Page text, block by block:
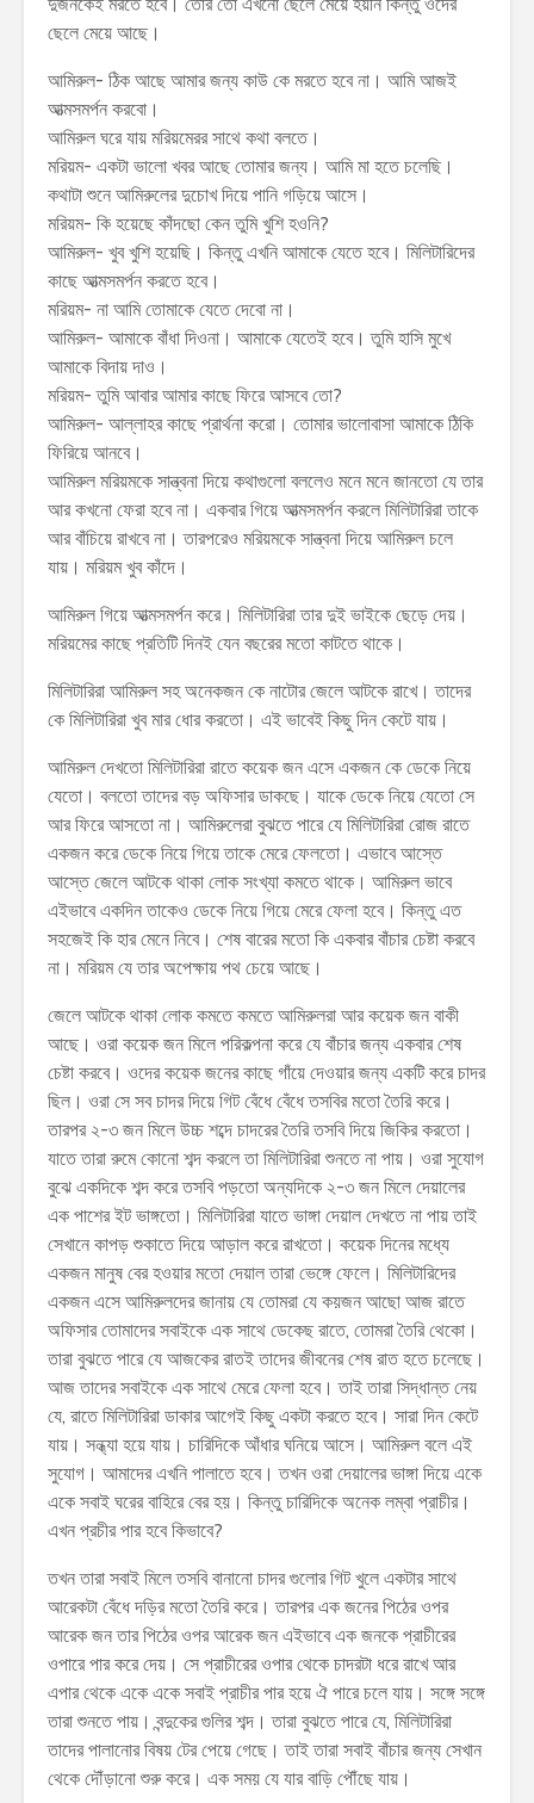
ছেলে মেয়ে আছে।
আমিরুল- ঠিক আছে আমার জন্য কাউ কে মরতে হবে না। আমি আজই
আত্মসমর্পন করবো।
আমিরুল ঘরে যায় মরিয়মেরর সাথে কথা বলতে।
মরিয়ম- একটা ভালো খবর আছে তোমার জন্য। আমি মা হতে চলেছি।
কথাটা শুনে আমিরুলের দুচোখ দিয়ে পানি গড়িয়ে আসে।
মরিয়ম- কি হয়েছে কাঁদছো কেন তুমি খুশি হওনি?
আমিরুল- খুব খুশি হয়েছি। কিন্তু এখনি আমাকে যেতে হবে। মিলিটারিদের
কাছে আত্মসমর্পন করতে হবে।
মরিয়ম- না আমি তোমাকে যেতে দেবো না।
আমিরুল- আমাকে বাঁধা দিওনা। আমাকে যেতেই হবে। তুমি হাসি মুখে
আমাকে বিদায় দাও।
মরিয়ম- তুমি আবার আমার কাছে ফিরে আসবে তো?
আমিরুল- আল্লাহর কাছে প্রার্থনা করো। তোমার ভালোবাসা আমাকে ঠিকি
ফিরিয়ে আনবে।
আমিরুল মরিয়মকে সান্ত্বনা দিয়ে কথাগুলো বললেও মনে মনে জানতো যে তার
আর কখনো ফেরা হবে না। একবার গিয়ে আত্মসমর্পন করলে মিলিটারিরা তাকে
আর বাঁচিয়ে রাখবে না। তারপরেও মরিয়মকে সান্ত্বনা দিয়ে আমিরুল চলে
যায়। মরিয়ম খুব কাঁদে।
আমিরুল গিয়ে আত্মসমর্পন করে। মিলিটারিরা তার দুই ভাইকে ছেড়ে দেয়।
মরিয়মের কাছে প্রতিটি দিনই যেন বছরের মতো কাটতে থাকে।
মিলিটারিরা আমিরুল সহ অনেকজন কে নাটোর জেলে আটকে রাখে। তাদের
কে মিলিটারিরা খুব মার ধোর করতো। এই ভাবেই কিছু দিন কেটে যায়।
আমিরুল দেখতো মিলিটারিরা রাতে কয়েক জন এসে একজন কে ডেকে নিয়ে
যেতো। বলতো তাদের বড় অফিসার ডাকছে। যাকে ডেকে নিয়ে যেতো সে
আর ফিরে আসতো না। আমিরুলেরা বুঝতে পারে যে মিলিটারিরা রোজ রাতে
একজন করে ডেকে নিয়ে গিয়ে তাকে মেরে ফেলতো। এভাবে আস্তে
আস্তে জেলে আটকে থাকা লোক সংখ্যা কমতে থাকে। আমিরুল ভাবে
এইভাবে একদিন তাকেও ডেকে নিয়ে গিয়ে মেরে ফেলা হবে। কিন্তু এত
সহজেই কি হার মেনে নিবে। শেষ বারের মতো কি একবার বাঁচার চেষ্টা করবে
না। মরিয়ম যে তার অপেক্ষায় পথ চেয়ে আছে।
জেলে আটকে থাকা লোক কমতে কমতে আমিরুলরা আর কয়েক জন বাকী
আছে। ওরা কয়েক জন মিলে পরিকল্পনা করে যে বাঁচার জন্য একবার শেষ
চেষ্টা করবে। ওদের কয়েক জনের কাছে গাঁয়ে দেওয়ার জন্য একটি করে চাদর
ছিল। ওরা সে সব চাদর দিয়ে গিট বেঁধে বেঁধে তসবির মতো তৈরি করে।
তারপর ২-৩ জন মিলে উচ্চ শব্দে চাদরের তৈরি তসবি দিয়ে জিকির করতো।
যাতে তারা রুমে কোনো শব্দ করলে তা মিলিটারিরা শুনতে না পায়। ওরা সুযোগ
বুঝে একদিকে শব্দ করে তসবি পড়তো অন্যদিকে ২-৩ জন মিলে দেয়ালের
এক পাশের ইট ভাঙ্গতো। মিলিটারিরা যাতে ভাঙ্গা দেয়াল দেখতে না পায় তাই
সেখানে কাপড় শুকাতে দিয়ে আড়াল করে রাখতো। কয়েক দিনের মধ্যে
একজন মানুষ বের হওয়ার মতো দেয়াল তারা ভেঙ্গে ফেলে। মিলিটারিদের
একজন এসে আমিরুলদের জানায় যে তোমরা যে কয়জন আছো আজ রাতে
অফিসার তোমাদের সবাইকে এক সাথে ডেকেছ রাতে, তোমরা তৈরি থেকো।
তারা বুঝতে পারে যে আজকের রাতই তাদের জীবনের শেষ রাত হতে চলেছে।
আজ তাদের সবাইকে এক সাথে মেরে ফেলা হবে। তাই তারা সিদ্ধান্ত নেয়
যে, রাতে মিলিটারিরা ডাকার আগেই কিছু একটা করতে হবে। সারা দিন কেটে
যায়। সন্ধ্যা হয়ে যায়। চারিদিকে আঁধার ঘনিয়ে আসে। আমিরুল বলে এই
সুযোগ। আমাদের এখনি পালাতে হবে। তখন ওরা দেয়ালের ভাঙ্গা দিয়ে একে
একে সবাই ঘরের বাহিরে বের হয়। কিন্তু চারিদিকে অনেক লম্বা প্রাচীর।
এখন প্রচীর পার হবে কিভাবে?
তখন তারা সবাই মিলে তসবি বানানো চাদর গুলোর গিট খুলে একটার সাথে
আরেকটা বেঁধে দড়ির মতো তৈরি করে। তারপর এক জনের পিঠের ওপর
আরেক জন তার পিঠের ওপর আরেক জন এইভাবে এক জনকে প্রাচীরের
ওপারে পার করে দেয়। সে প্রাচীরের ওপার থেকে চাদরটা ধরে রাখে আর
এপার থেকে একে একে সবাই প্রাচীর পার হয়ে ঐ পারে চলে যায়। সঙ্গে সঙ্গে
তারা শুনতে পায়। বন্দুকের গুলির শব্দ। তারা বুঝতে পারে যে, মিলিটারিরা
তাদের পালানোর বিষয় টের পেয়ে গেছে। তাই তারা সবাই বাঁচার জন্য সেখান
থেকে দৌঁড়ানো শুরু করে। এক সময় যে যার বাড়ি পৌঁছে যায়।